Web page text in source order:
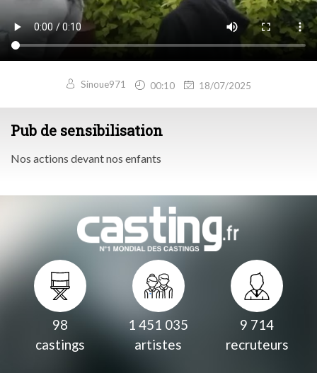
Sinoue971 00:10 18/07/2025
Pub de sensibilisation
Nos actions devant nos enfants
98
castings
1 451 035
artistes
9 714
recruteurs